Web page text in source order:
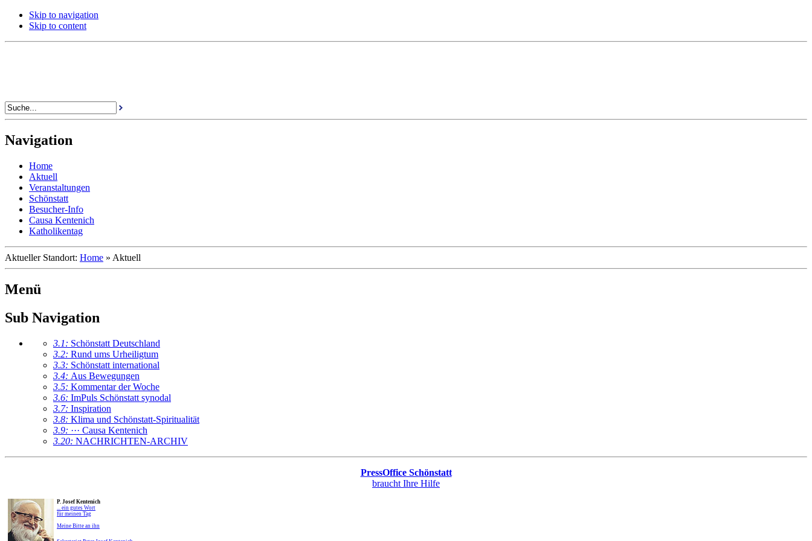
Skip to navigation
Skip to content
Navigation
Home
Aktuell
Veranstaltungen
Schönstatt
Besucher-Info
Causa Kentenich
Katholikentag
Aktueller Standort: Home » Aktuell
Menü
Sub Navigation
3.1: Schönstatt Deutschland
3.2: Rund ums Urheiligtum
3.3: Schönstatt international
3.4: Aus Bewegungen
3.5: Kommentar der Woche
3.6: ImPuls Schönstatt synodal
3.7: Inspiration
3.8: Klima und Schönstatt-Spiritualität
3.9: ··· Causa Kentenich
3.20: NACHRICHTEN-ARCHIV
PressOffice Schönstatt
braucht Ihre Hilfe
P. Josef Kentenich
... ein gutes Wort
für meinen Tag
Meine Bitte an ihn